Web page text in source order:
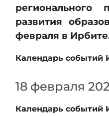
регионального
развития
февраля в
Календарь событий
18 февраля
Календарь событий